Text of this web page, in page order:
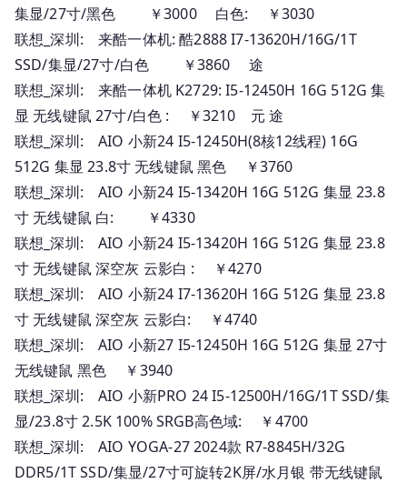
集显/27寸/黑色 ￥3000 白色: ￥3030
联想_深圳: 来酷一体机: 酷2888 I7-13620H/16G/1T
SSD/集显/27寸/白色 ￥3860 途
联想_深圳: 来酷一体机 K2729: I5-12450H 16G 512G 集
显 无线键鼠 27寸/白色 : ￥3210 元 途
联想_深圳: AIO 小新24 I5-12450H(8核12线程) 16G
512G 集显 23.8寸 无线键鼠 黑色 ￥3760
联想_深圳: AIO 小新24 I5-13420H 16G 512G 集显 23.8
寸 无线键鼠 白: ￥4330
联想_深圳: AIO 小新24 I5-13420H 16G 512G 集显 23.8
寸 无线键鼠 深空灰 云影白 : ￥4270
联想_深圳: AIO 小新24 I7-13620H 16G 512G 集显 23.8
寸 无线键鼠 深空灰 云影白: ￥4740
联想_深圳: AIO 小新27 I5-12450H 16G 512G 集显 27寸
无线键鼠 黑色 ￥3940
联想_深圳: AIO 小新PRO 24 I5-12500H/16G/1T SSD/集
显/23.8寸 2.5K 100% SRGB高色域: ￥4700
联想_深圳: AIO YOGA-27 2024款 R7-8845H/32G
DDR5/1T SSD/集显/27寸可旋转2K屏/水月银 带无线键鼠